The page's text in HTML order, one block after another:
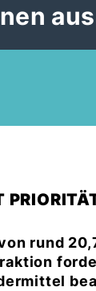
rund